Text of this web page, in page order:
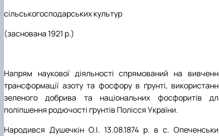
сільськогосподарських культур
(заснована 1921 р.)
Напрям наукової діяльності спрямований на
трансформації азоту та фосфору в ґрунті,
зеленого добрива та національних фосфоритів
поліпшення родючості ґрунтів Полісся України.
Народився Душечкін О.І. 13.08.1874 р. в с.